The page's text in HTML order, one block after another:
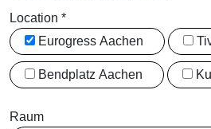
Location *
Eurogress Aachen
Bendplatz Aachen
Raum